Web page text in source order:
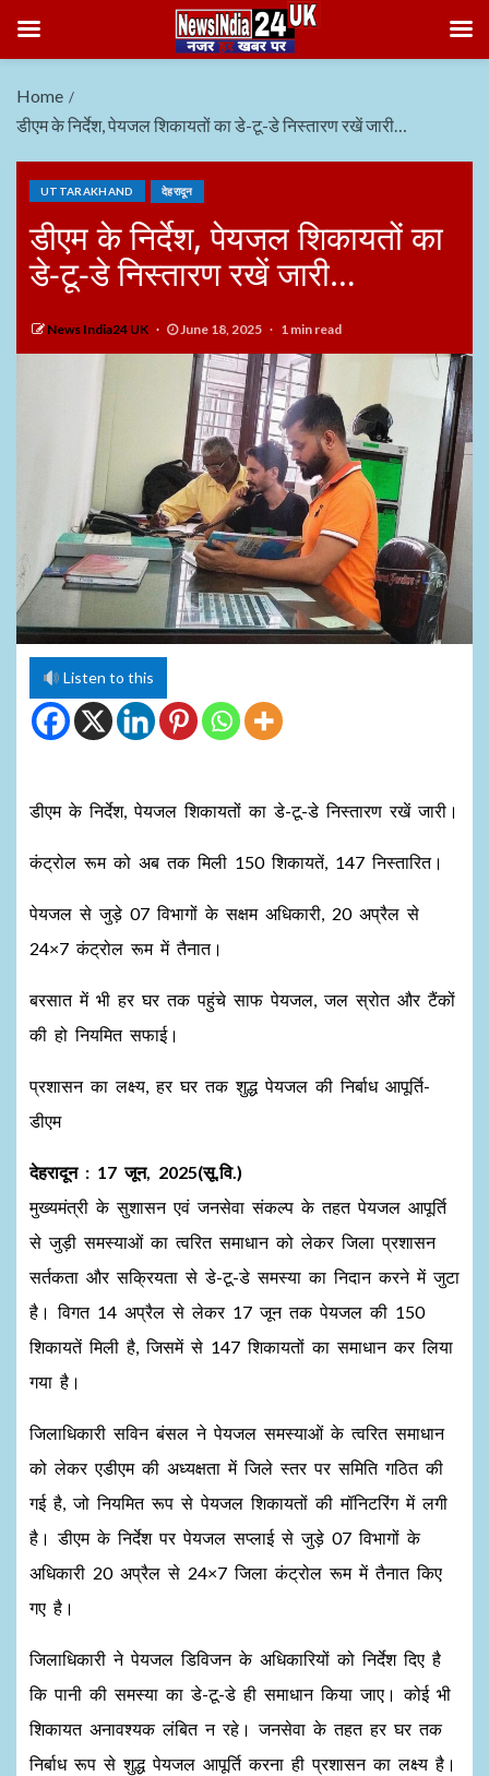
Home
डीएम के निर्देश, पेयजल शिकायतों का डे-टू-डे निस्तारण रखें जारी…
UTTARAKHAND देहरादून
डीएम के निर्देश, पेयजल शिकायतों का
डे-टू-डे निस्तारण रखें जारी…
News India24 UK June 18, 2025 1 min read
Listen to this
डीएम के निर्देश, पेयजल शिकायतों का डे-टू-डे निस्तारण रखें जारी।
कंट्रोल रूम को अब तक मिली 150 शिकायतें, 147 निस्तारित।
पेयजल से जुड़े 07 विभागों के सक्षम अधिकारी, 20 अप्रैल से
24×7 कंट्रोल रूम में तैनात।
बरसात में भी हर घर तक पहुंचे साफ पेयजल, जल स्रोत और टैंकों
की हो नियमित सफाई।
प्रशासन का लक्ष्य, हर घर तक शुद्ध पेयजल की निर्बाध आपूर्ति-
डीएम
देहरादून : 17 जून, 2025(सू.वि.)
मुख्यमंत्री के सुशासन एवं जनसेवा संकल्प के तहत पेयजल आपूर्ति
से जुड़ी समस्याओं का त्वरित समाधान को लेकर जिला प्रशासन
सर्तकता और सक्रियता से डे-टू-डे समस्या का निदान करने में जुटा
है। विगत 14 अप्रैल से लेकर 17 जून तक पेयजल की 150
शिकायतें मिली है, जिसमें से 147 शिकायतों का समाधान कर लिया
गया है।
जिलाधिकारी सविन बंसल ने पेयजल समस्याओं के त्वरित समाधान
को लेकर एडीएम की अध्यक्षता में जिले स्तर पर समिति गठित की
गई है, जो नियमित रूप से पेयजल शिकायतों की मॉनिटरिंग में लगी
है। डीएम के निर्देश पर पेयजल सप्लाई से जुड़े 07 विभागों के
अधिकारी 20 अप्रैल से 24×7 जिला कंट्रोल रूम में तैनात किए
गए है।
जिलाधिकारी ने पेयजल डिविजन के अधिकारियों को निर्देश दिए है
कि पानी की समस्या का डे-टू-डे ही समाधान किया जाए। कोई भी
शिकायत अनावश्यक लंबित न रहे। जनसेवा के तहत हर घर तक
निर्बाध रूप से शुद्ध पेयजल आपूर्ति करना ही प्रशासन का लक्ष्य है।